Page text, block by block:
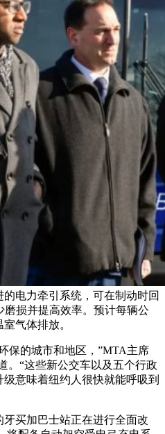
电力牵引系统，可在制动时回
磨损并提高效率。预计每辆公
气体排放。
保的城市和地区，”MTA主席
。“这些新公交车以及五个行政
意味着纽约人很快就能呼吸到
买加巴士站正在进行全面改